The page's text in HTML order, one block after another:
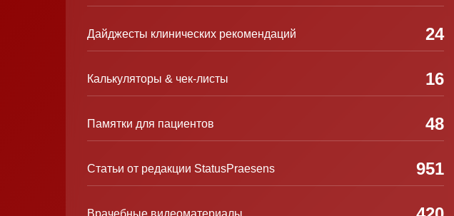
Дайджесты клинических рекомендаций 24
Калькуляторы & чек-листы 16
Памятки для пациентов 48
Статьи от редакции StatusPraesens 951
Врачебные видеоматериалы